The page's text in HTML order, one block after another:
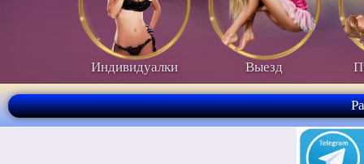
Индивидуалки Выезд